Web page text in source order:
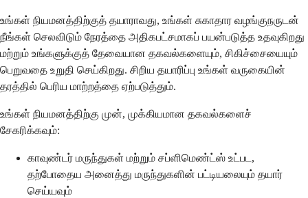
உங்கள் நியமனத்திற்குத் தயாராவது, உங்கள் சுகாதார வழங்குநருடன்
நீங்கள் செலவிடும் நேரத்தை அதிகபட்சமாகப் பயன்படுத்த உதவுகிறது
மற்றும் உங்களுக்குத் தேவையான தகவல்களையும், சிகிச்சையையும்
பெறுவதை உறுதி செய்கிறது. சிறிய தயாரிப்பு உங்கள் வருகையின்
தரத்தில் பெரிய மாற்றத்தை ஏற்படுத்தும்.
உங்கள் நியமனத்திற்கு முன், முக்கியமான தகவல்களைச்
சேகரிக்கவும்:
காவுண்டர் மருந்துகள் மற்றும் சப்ளிமெண்ட்ஸ் உட்பட,
தற்போதைய அனைத்து மருந்துகளின் பட்டியலையும் தயார்
செய்யவும்